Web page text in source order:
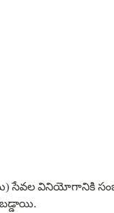
సేవల వినియోగానికి